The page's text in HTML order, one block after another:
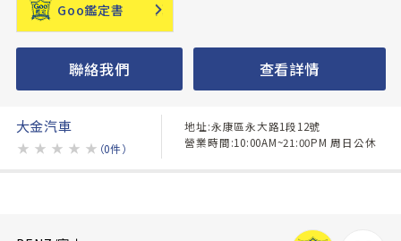
Goo鑑定書
聯絡我們 查看詳情
大金汽車
★ ★ ★ ★ ★ （0件）
地址:永康區永大路1段12號
營業時間:10:00AM~21:00PM 周日公休